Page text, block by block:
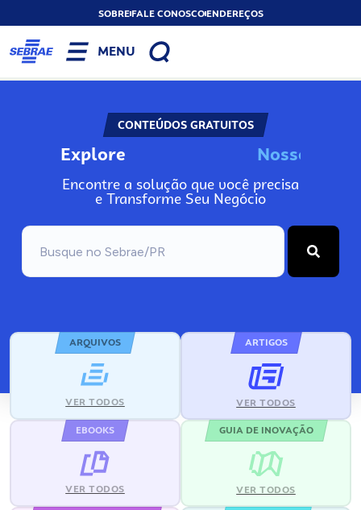
SOBREFALE CONOSCOENDEREÇOS
MENU
CONTEÚDOS GRATUITOS
Explore Nosso
Encontre a solução que você precisa
e Transforme Seu Negócio
ARQUIVOS
VER TODOS
ARTIGOS
VER TODOS
EBOOKS
VER TODOS
GUIA DE INOVAÇÃO
VER TODOS